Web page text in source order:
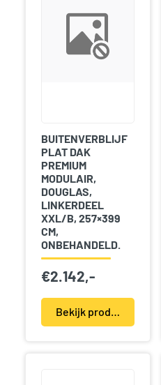
BUITENVERBLIJF
PLAT DAK
PREMIUM
MODULAIR,
DOUGLAS,
LINKERDEEL
XXL/B, 257×399
CM,
ONBEHANDELD.
€2.142,-
Bekijk product(en)